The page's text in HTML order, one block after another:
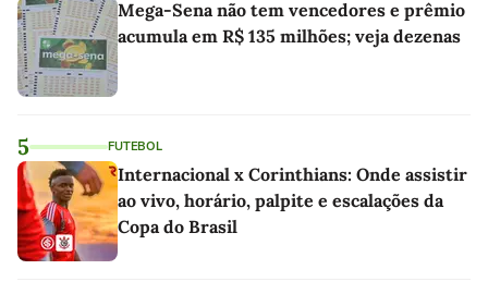
Mega-Sena não tem vencedores e prêmio
acumula em R$ 135 milhões; veja dezenas
5 FUTEBOL
Internacional x Corinthians: Onde assistir
ao vivo, horário, palpite e escalações da
Copa do Brasil